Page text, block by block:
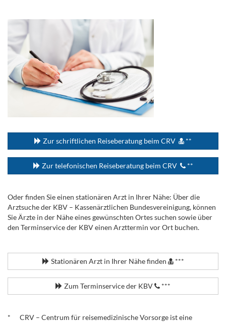
Zur schriftlichen Reiseberatung beim CRV **
Zur telefonischen Reiseberatung beim CRV **
Oder finden Sie einen stationären Arzt in Ihrer Nähe: Über die
Arztsuche der KBV – Kassenärztlichen Bundesvereinigung, können
Sie Ärzte in der Nähe eines gewünschten Ortes suchen sowie über
den Terminservice der KBV einen Arzttermin vor Ort buchen.
Stationären Arzt in Ihrer Nähe finden ***
Zum Terminservice der KBV ***
* CRV – Centrum für reisemedizinische Vorsorge ist eine